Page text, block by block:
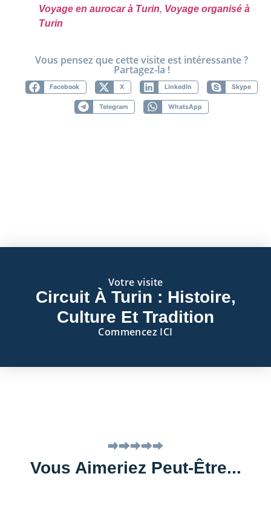
Voyage en aurocar à Turin, Voyage organisé à
Turin
Vous pensez que cette visite est intéressante ?
Partagez-la !
Facebook X LinkedIn Skype
Telegram WhatsApp
Votre visite
Circuit À Turin : Histoire,
Culture Et Tradition
Commencez ICI
Vous Aimeriez Peut-Être...